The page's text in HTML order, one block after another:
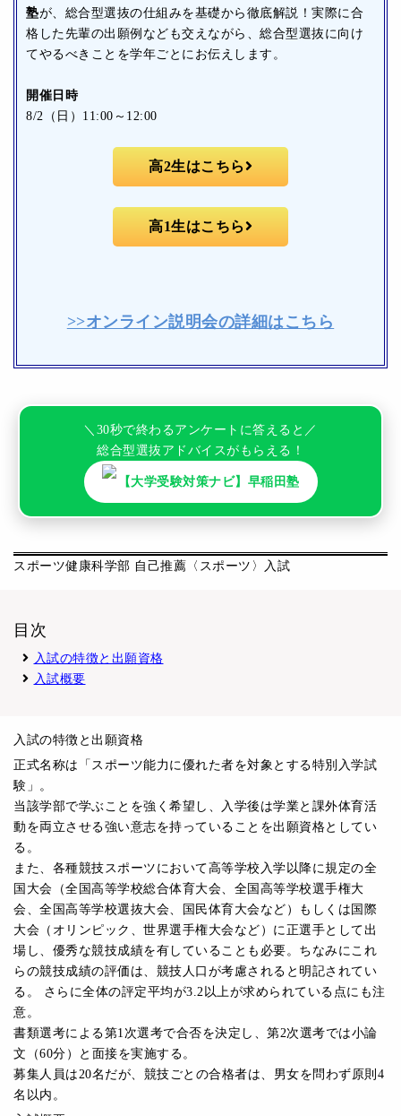
塾が、総合型選抜の仕組みを基礎から徹底解説！実際に合
格した先輩の出願例なども交えながら、総合型選抜に向け
てやるべきことを学年ごとにお伝えします。
開催日時
8/2（日）11:00～12:00
高2生はこちら
高1生はこちら
>>オンライン説明会の詳細はこちら
＼30秒で終わるアンケートに答えると／
総合型選抜アドバイスがもらえる！
【大学受験対策ナビ】早稲田塾
スポーツ健康科学部 自己推薦〈スポーツ〉入試
目次
入試の特徴と出願資格
入試概要
入試の特徴と出願資格
正式名称は「スポーツ能力に優れた者を対象とする特別入学試
験」。
当該学部で学ぶことを強く希望し、入学後は学業と課外体育活
動を両立させる強い意志を持っていることを出願資格としてい
る。
また、各種競技スポーツにおいて高等学校入学以降に規定の全
国大会（全国高等学校総合体育大会、全国高等学校選手権大
会、全国高等学校選抜大会、国民体育大会など）もしくは国際
大会（オリンピック、世界選手権大会など）に正選手として出
場し、優秀な競技成績を有していることも必要。ちなみにこれ
らの競技成績の評価は、競技人口が考慮されると明記されてい
る。 さらに全体の評定平均が3.2以上が求められている点にも注
意。
書類選考による第1次選考で合否を決定し、第2次選考では小論
文（60分）と面接を実施する。
募集人員は20名だが、競技ごとの合格者は、男女を問わず原則4
名以内。